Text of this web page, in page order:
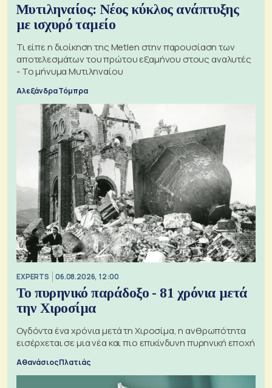
Μυτιληναίος: Νέος κύκλος ανάπτυξης
με ισχυρό ταμείο
Τι είπε η διοίκηση της Metlen στην παρουσίαση των
αποτελεσμάτων του πρώτου εξαμήνου στους αναλυτές
- Το μήνυμα Μυτιληναίου
Αλεξάνδρα Τόμπρα
EXPERTS 06.08.2026, 12:00
Το πυρηνικό παράδοξο - 81 χρόνια μετά
την Χιροσίμα
Ογδόντα ένα χρόνια μετά τη Χιροσίμα, η ανθρωπότητα
εισέρχεται σε μια νέα και πιο επικίνδυνη πυρηνική εποχή
Αθανάσιος Πλατιάς